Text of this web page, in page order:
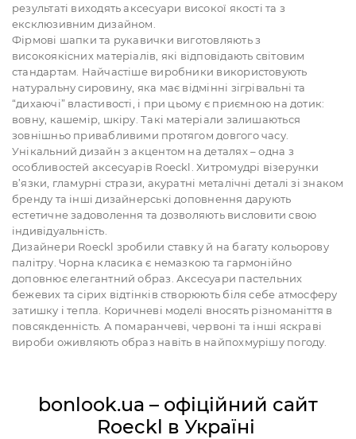
результаті виходять аксесуари високої якості та з
ексклюзивним дизайном.
Фірмові шапки та рукавички виготовляють з
високоякісних матеріалів, які відповідають світовим
стандартам. Найчастіше виробники використовують
натуральну сировину, яка має відмінні зігрівальні та
“дихаючі” властивості, і при цьому є приємною на дотик:
вовну, кашемір, шкіру. Такі матеріали залишаються
зовнішньо привабливими протягом довгого часу.
Унікальний дизайн з акцентом на деталях – одна з
особливостей аксесуарів Roeckl. Хитромудрі візерунки
в’язки, гламурні стрази, акуратні металічні деталі зі знаком
бренду та інші дизайнерські доповнення дарують
естетичне задоволення та дозволяють висловити свою
індивідуальність.
Дизайнери Roeckl зробили ставку й на багату кольорову
палітру. Чорна класика є немазкою та гармонійно
доповнює елегантний образ. Аксесуари пастельних
бежевих та сірих відтінків створюють біля себе атмосферу
затишку і тепла. Коричневі моделі вносять різноманіття в
повсякденність. А помаранчеві, червоні та інші яскраві
вироби оживляють образ навіть в найпохмурішу погоду.
bonlook.ua – офіційний сайт
Roeckl в Україні